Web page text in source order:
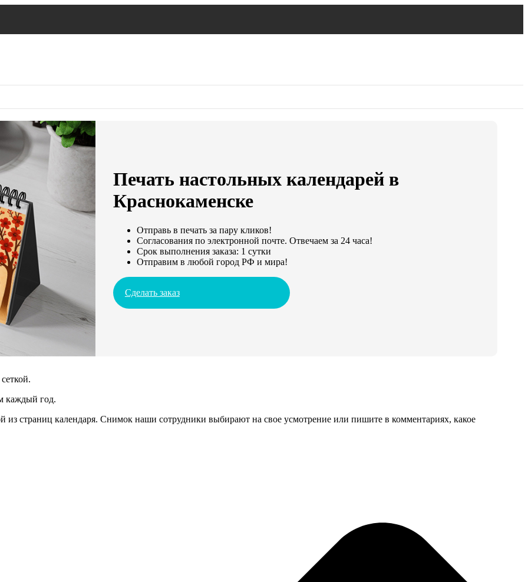
Печать настольных календарей в
Краснокаменске
Отправь в печать за пару кликов!
Согласования по электронной почте. Отвечаем за 24 часа!
Срок выполнения заказа: 1 сутки
Отправим в любой город РФ и мира!
Сделать заказ
каждый год.
страниц календаря. Снимок наши сотрудники выбирают на свое усмотрение или пишите в комментариях, какое